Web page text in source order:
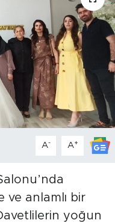
A- A+
ve anlamlı bir
yoğun